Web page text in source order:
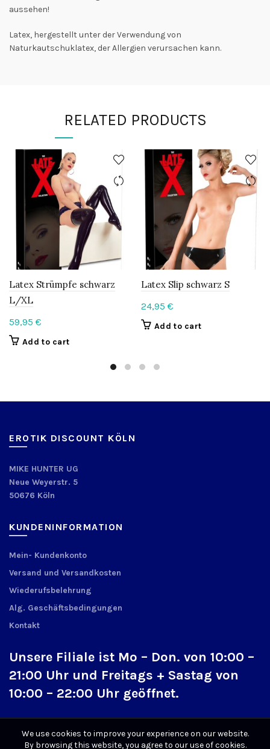
aussehen!
Latex, hergestellt unter der Verwendung von
Naturkautschuklatex, der Allergien verursachen kann.
RELATED PRODUCTS
Latex Strümpfe schwarz
L/XL
59,95 €
Add to cart
Latex Slip schwarz S
24,95 €
Add to cart
EROTIK DISCOUNT KÖLN
MIKE HUNTER UG
Neue Weyerstr. 5
50676 Köln
KUNDENINFORMATION
Mein- Kundenkonto
Versand und Versandkosten
Wiederufsbelehrung
Alg. Geschäftsbedingungen
Kontakt
Unsere Filiale ist Mo – Don. von 10:00 –
21:00 Uhr und Freitags + Sastag von
10:00 – 22:00 Uhr geöffnet.
We use cookies to improve your experience on our website.
By browsing this website, you agree to our use of cookies.